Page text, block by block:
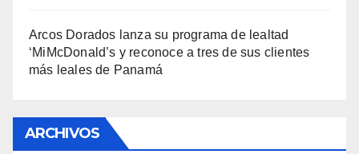
Arcos Dorados lanza su programa de lealtad
‘MiMcDonald’s y reconoce a tres de sus clientes
más leales de Panamá
ARCHIVOS